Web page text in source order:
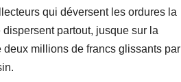
qui déversent les ordures la
partout, jusque sur la
deux millions de francs glissants par